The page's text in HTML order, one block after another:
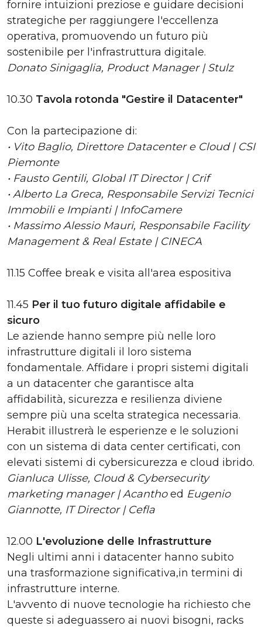
fornire intuizioni preziose e guidare decisioni
strategiche per raggiungere l'eccellenza
operativa, promuovendo un futuro più
sostenibile per l'infrastruttura digitale.
Donato Sinigaglia, Product Manager | Stulz
10.30 Tavola rotonda "Gestire il Datacenter"
Con la partecipazione di:
• Vito Baglio, Direttore Datacenter e Cloud | CSI
Piemonte
• Fausto Gentili, Global IT Director | Crif
• Alberto La Greca, Responsabile Servizi Tecnici
Immobili e Impianti | InfoCamere
• Massimo Alessio Mauri, Responsabile Facility
Management & Real Estate | CINECA
11.15 Coffee break e visita all'area espositiva
11.45 Per il tuo futuro digitale affidabile e
sicuro
Le aziende hanno sempre più nelle loro
infrastrutture digitali il loro sistema
fondamentale. Affidare i propri sistemi digitali
a un datacenter che garantisce alta
affidabilità, sicurezza e resilienza diviene
sempre più una scelta strategica necessaria.
Herabit illustrerà le esperienze e le soluzioni
con un sistema di data center certificati, con
elevati sistemi di cybersicurezza e cloud ibrido.
Gianluca Ulisse, Cloud & Cybersecurity
marketing manager | Acanthoed Eugenio
Giannotte, IT Director | Cefla
12.00 L'evoluzione delle Infrastrutture
Negli ultimi anni i datacenter hanno subito
una trasformazione significativa,in termini di
infrastrutture interne.
L'avvento di nuove tecnologie ha richiesto che
queste si adeguassero ai nuovi bisogni, racks